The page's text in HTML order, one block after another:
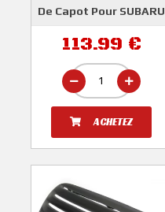
De Capot Pour SUBARU
D1 SPEC
113.99 €
ACHETEZ